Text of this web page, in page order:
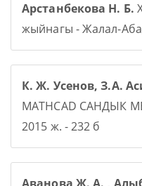
Арстанбекова Н. Б.
жыйнагы - Жалал-
К. Ж. Усенов, З.А.
MATHCAD САНДЫК
2015 ж. - 232 б